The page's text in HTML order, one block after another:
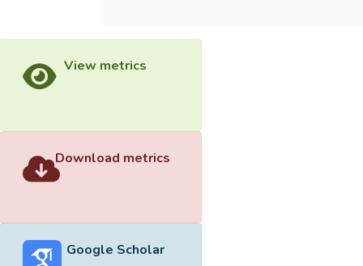
View metrics
Download metrics
Google Scholar